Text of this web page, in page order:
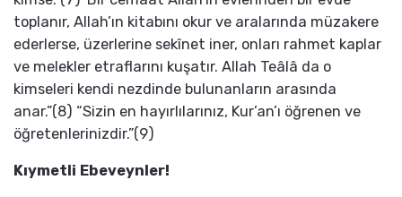
toplanır, Allah’ın kitabını okur ve aralarında müzakere
ederlerse, üzerlerine sekînet iner, onları rahmet kaplar
ve melekler etraflarını kuşatır. Allah Teâlâ da o
kimseleri kendi nezdinde bulunanların arasında
anar.”(8) “Sizin en hayırlılarınız, Kur’an’ı öğrenen ve
öğretenlerinizdir.”(9)
Kıymetli Ebeveynler!